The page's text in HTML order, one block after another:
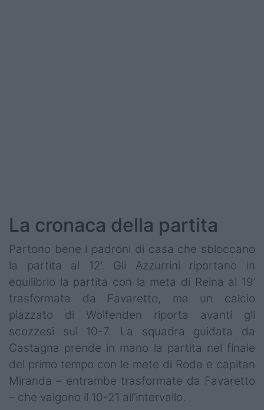
La cronaca della partita
Partono bene i padroni di casa che sbloccano
la partita al 12’. Gli Azzurrini riportano in
equilibrio la partita con la meta di Reina al 19’
trasformata da Favaretto, ma un calcio
piazzato di Wolfenden riporta avanti gli
scozzesi sul 10-7. La squadra guidata da
Castagna prende in mano la partita nel finale
del primo tempo con le mete di Roda e capitan
Miranda – entrambe trasformate da Favaretto
– che valgono il 10-21 all’intervallo.